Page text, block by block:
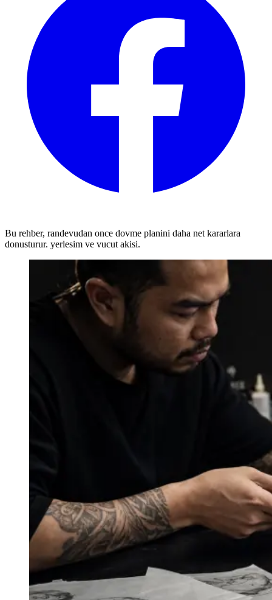
Bu rehber, randevudan once dovme planini daha net kararlara
donusturur. yerlesim ve vucut akisi.